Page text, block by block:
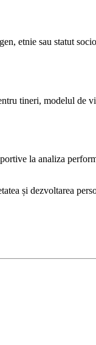
etnie sau statut
tineri, modelul de
la analiza
și dezvoltarea